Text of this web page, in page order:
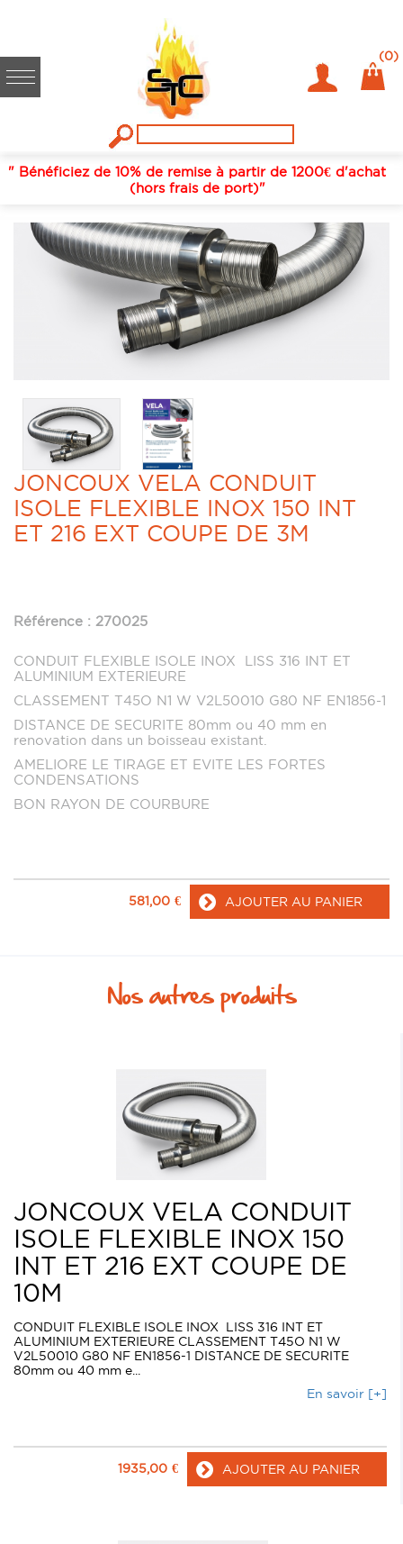
(0)
" Bénéficiez de 10% de remise à partir de 1200€ d'achat
(hors frais de port)"
Fumisterie / conduits de fumées
inox
Diam 150 int et 216 ext
CONDUIT ISOLE FLEXIBLE INOX 150 INT ET 216 EXT COUPE DE
3M
JONCOUX VELA CONDUIT
ISOLE FLEXIBLE INOX 150 INT
ET 216 EXT COUPE DE 3M
Référence : 270025
CONDUIT FLEXIBLE ISOLE INOX LISS 316 INT ET
ALUMINIUM EXTERIEURE
CLASSEMENT T45O N1 W V2L50010 G80 NF EN1856-1
DISTANCE DE SECURITE 80mm ou 40 mm en
renovation dans un boisseau existant.
AMELIORE LE TIRAGE ET EVITE LES FORTES
CONDENSATIONS
BON RAYON DE COURBURE
581,00 € AJOUTER AU PANIER
Nos autres produits
JONCOUX VELA CONDUIT
ISOLE FLEXIBLE INOX 150
INT ET 216 EXT COUPE DE
10M
CONDUIT FLEXIBLE ISOLE INOX LISS 316 INT ET
ALUMINIUM EXTERIEURE CLASSEMENT T45O N1 W
V2L50010 G80 NF EN1856-1 DISTANCE DE SECURITE
80mm ou 40 mm e...
En savoir [+]
1935,00 € AJOUTER AU PANIER